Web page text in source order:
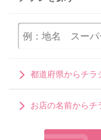
都道府県からチラ
お店の名前からチ